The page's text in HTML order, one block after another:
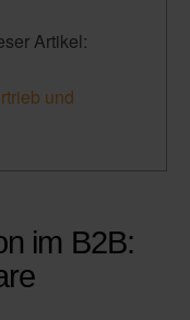
Artikel:
und
im B2B: